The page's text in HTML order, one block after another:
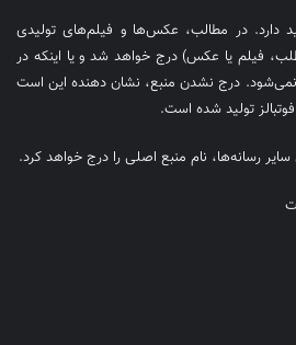
دارد. در مطالب، عکس‌ها و فیلم‌های تولیدی
فیلم یا عکس) درج خواهد شد و یا اینکه در
ذیل محتوا نام منبع خاصی ذکر نمی‌‎شود. درج نشدن منبع، نشان دهنده این است
تولید شده است.
رسانه‌ها، نام منبع اصلی را درج خواهد کرد.